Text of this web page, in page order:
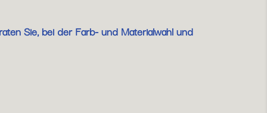
Sie, bei der Farb- und Materialwahl und